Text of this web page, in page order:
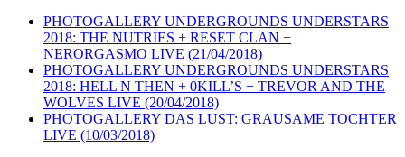
PHOTOGALLERY UNDERGROUNDS UNDERSTARS
2018: THE NUTRIES + RESET CLAN +
NERORGASMO LIVE (21/04/2018)
PHOTOGALLERY UNDERGROUNDS UNDERSTARS
2018: HELL N THEN + 0KILL’S + TREVOR AND THE
WOLVES LIVE (20/04/2018)
PHOTOGALLERY DAS LUST: GRAUSAME TOCHTER
LIVE (10/03/2018)